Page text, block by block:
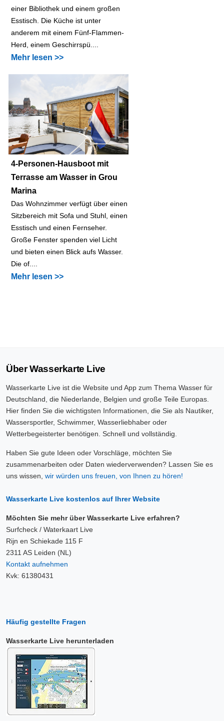
einer Bibliothek und einem großen
Esstisch. Die Küche ist unter
anderem mit einem Fünf-Flammen-
Herd, einem Geschirrspü....
Mehr lesen >>
4-Personen-Hausboot mit
Terrasse am Wasser in Grou
Marina
Das Wohnzimmer verfügt über einen
Sitzbereich mit Sofa und Stuhl, einen
Esstisch und einen Fernseher.
Große Fenster spenden viel Licht
und bieten einen Blick aufs Wasser.
Die of....
Mehr lesen >>
Über Wasserkarte Live
Wasserkarte Live ist die Website und App zum Thema Wasser für
Deutschland, die Niederlande, Belgien und große Teile Europas.
Hier finden Sie die wichtigsten Informationen, die Sie als Nautiker,
Wassersportler, Schwimmer, Wasserliebhaber oder
Wetterbegeisterter benötigen. Schnell und vollständig.
Haben Sie gute Ideen oder Vorschläge, möchten Sie
zusammenarbeiten oder Daten wiederverwenden? Lassen Sie es
uns wissen, wir würden uns freuen, von Ihnen zu hören!
Wasserkarte Live kostenlos auf Ihrer Website
Möchten Sie mehr über Wasserkarte Live erfahren?
Surfcheck / Waterkaart Live
Rijn en Schiekade 115 F
2311 AS Leiden (NL)
Kontakt aufnehmen
Kvk: 61380431
Häufig gestellte Fragen
Wasserkarte Live herunterladen